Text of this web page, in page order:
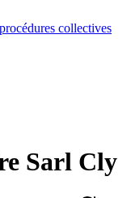
collectives
Sarl Cly